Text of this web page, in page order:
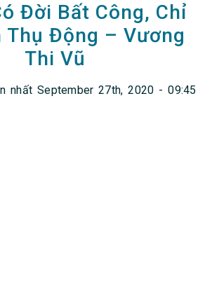
Đời Bất Công, Chỉ
Thụ Động – Vương
Thi Vũ
nhất September 27th, 2020 - 09:45